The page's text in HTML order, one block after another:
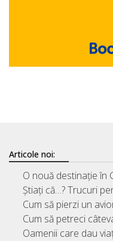
Articole noi:
O nouă destinație în
Știați că…? Trucuri
Cum să pierzi un
Cum să petreci
Oamenii care dau